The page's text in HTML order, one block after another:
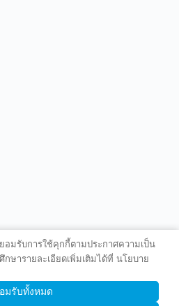
อมรับการใช้คุกกี้ตามประกาศความเป็น
ษารายละเอียดเพิ่มเติมได้ที่ นโยบาย
มรับทั้งหมด